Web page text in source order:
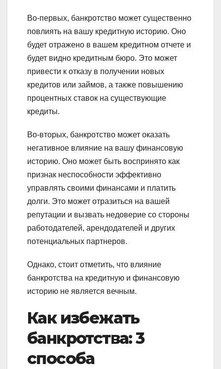
Во-первых, банкротство может существенно
повлиять на вашу кредитную историю. Оно
будет отражено в вашем кредитном отчете и
будет видно кредитным бюро. Это может
привести к отказу в получении новых
кредитов или займов, а также повышению
процентных ставок на существующие
кредиты.
Во-вторых, банкротство может оказать
негативное влияние на вашу финансовую
историю. Оно может быть воспринято как
признак неспособности эффективно
управлять своими финансами и платить
долги. Это может отразиться на вашей
репутации и вызвать недоверие со стороны
работодателей, арендодателей и других
потенциальных партнеров.
Однако, стоит отметить, что влияние
банкротства на кредитную и финансовую
историю не является вечным.
Как избежать
банкротства: 3
способа